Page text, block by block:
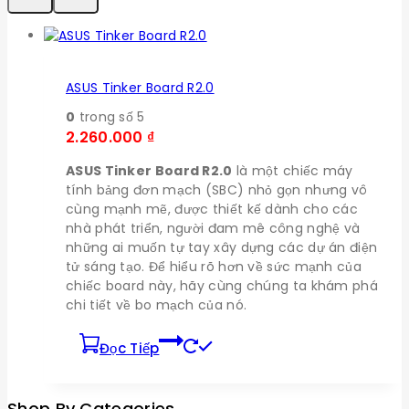
ASUS Tinker Board R2.0
0 trong số 5
2.260.000 ₫
ASUS Tinker Board R2.0 là một chiếc máy
tính bảng đơn mạch (SBC) nhỏ gọn nhưng vô
cùng mạnh mẽ, được thiết kế dành cho các
nhà phát triển, người đam mê công nghệ và
những ai muốn tự tay xây dựng các dự án điện
tử sáng tạo. Để hiểu rõ hơn về sức mạnh của
chiếc board này, hãy cùng chúng ta khám phá
chi tiết về bo mạch của nó.
Đọc Tiếp